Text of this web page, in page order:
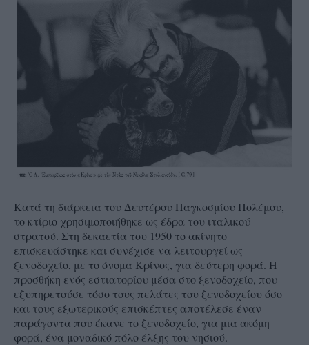
Κατά τη διάρκεια του Δευτέρου Παγκοσμίου Πολέμου,
το κτίριο χρησιμοποιήθηκε ως έδρα του ιταλικού
στρατού. Στη δεκαετία του 1950 το ακίνητο
επισκευάστηκε και συνέχισε να λειτουργεί ως
ξενοδοχείο, με το όνομα Κρίνος, για δεύτερη φορά. Η
προσθήκη ενός εστιατορίου μέσα στο ξενοδοχείο, που
εξυπηρετούσε τόσο τους πελάτες του ξενοδοχείου όσο
και τους εξωτερικούς επισκέπτες αποτέλεσε έναν
παράγοντα που έκανε το ξενοδοχείο, για μια ακόμη
φορά, ένα μοναδικό πόλο έλξης του νησιού.